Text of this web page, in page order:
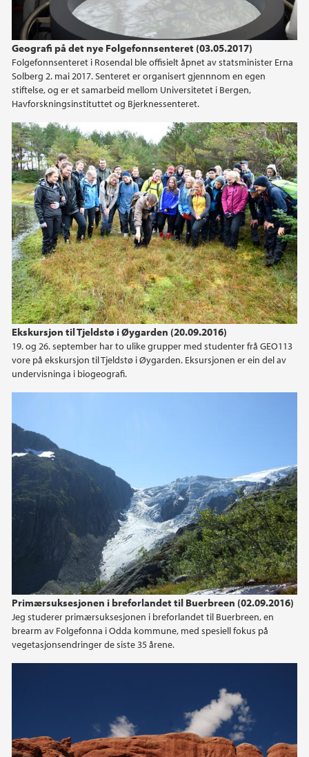
Geografi på det nye Folgefonnsenteret (03.05.2017)
Folgefonnsenteret i Rosendal ble offisielt åpnet av statsminister Erna
Solberg 2. mai 2017. Senteret er organisert gjennnom en egen
stiftelse, og er et samarbeid mellom Universitetet i Bergen,
Havforskningsinstituttet og Bjerknessenteret.
Ekskursjon til Tjeldstø i Øygarden (20.09.2016)
19. og 26. september har to ulike grupper med studenter frå GEO113
vore på ekskursjon til Tjeldstø i Øygarden. Eksursjonen er ein del av
undervisninga i biogeografi.
Primærsuksesjonen i breforlandet til Buerbreen (02.09.2016)
Jeg studerer primærsuksesjonen i breforlandet til Buerbreen, en
brearm av Folgefonna i Odda kommune, med spesiell fokus på
vegetasjonsendringer de siste 35 årene.